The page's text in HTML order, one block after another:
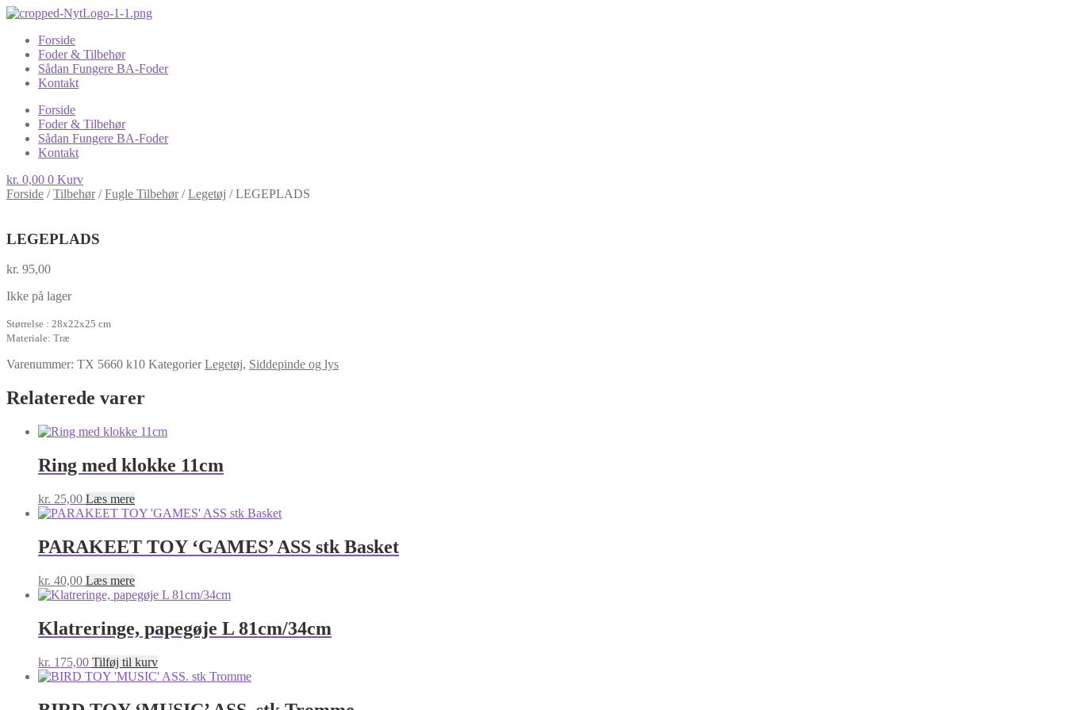
Forside
Foder & Tilbehør
Sådan Fungere BA-Foder
Kontakt
Forside
Foder & Tilbehør
Sådan Fungere BA-Foder
Kontakt
kr. 0,00 0 Kurv
Forside /Tilbehør/Fugle Tilbehør/Legetøj /LEGEPLADS
LEGEPLADS
kr. 95,00
Ikke på lager
Størrelse : 28x22x25 cm
Materiale: Træ
Varenummer: TX 5660 k10 Kategorier Legetøj, Siddepinde og lys
Relaterede varer
Ring med klokke 11cm
kr. 25,00 Læs mere
PARAKEET TOY ‘GAMES’ ASS stk Basket
kr. 40,00 Læs mere
Klatreringe, papegøje L 81cm/34cm
kr. 175,00 Tilføj til kurv